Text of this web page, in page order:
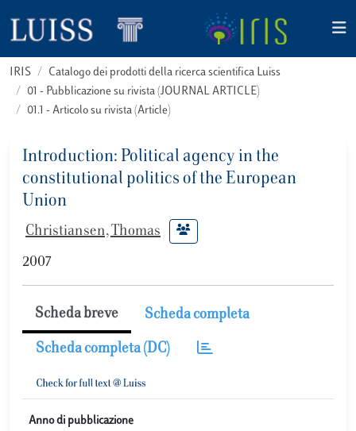
IRIS
Catalogo dei prodotti della ricerca scientifica Luiss
01 - Pubblicazione su rivista (JOURNAL ARTICLE)
01.1 - Articolo su rivista (Article)
Introduction: Political agency in the
constitutional politics of the European
Union
Christiansen, Thomas
2007
Scheda breve Scheda completa
Scheda completa (DC)
Anno di pubblicazione